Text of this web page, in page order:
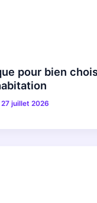
pour bien
27 juillet 2026